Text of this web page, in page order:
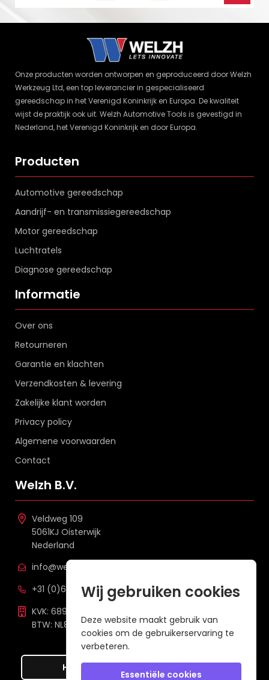
Onze producten worden ontworpen en geproduceerd door Welzh
Werkzeug Ltd, een top leverancier in gespecialiseerd
gereedschap in het Verenigd Koninkrijk en Europa. De kwaliteit
wijst de praktijk ook uit. Welzh Automotive Tools is gevestigd in
Nederland, het Verenigd Koninkrijk en door Europa.
Producten
Automotive gereedschap
Aandrijf- en transmissiegereedschap
Motor gereedschap
Luchtratels
Diagnose gereedschap
Informatie
Over ons
Retourneren
Garantie en klachten
Verzendkosten & levering
Zakelijke klant worden
Privacy policy
Algemene voorwaarden
Contact
Welzh B.V.
Veldweg 109
5061KJ Oisterwijk
Nederland
info@welzh.nl
+31 (0)6 26 51 83 20
KVK: 68977387
BTW: NL857672988B01
Hier de overeenkomst ontbinden
Wij gebruiken cookies
Deze website maakt gebruik van
cookies om de gebruikerservaring te
verbeteren.
Essentiële cookies